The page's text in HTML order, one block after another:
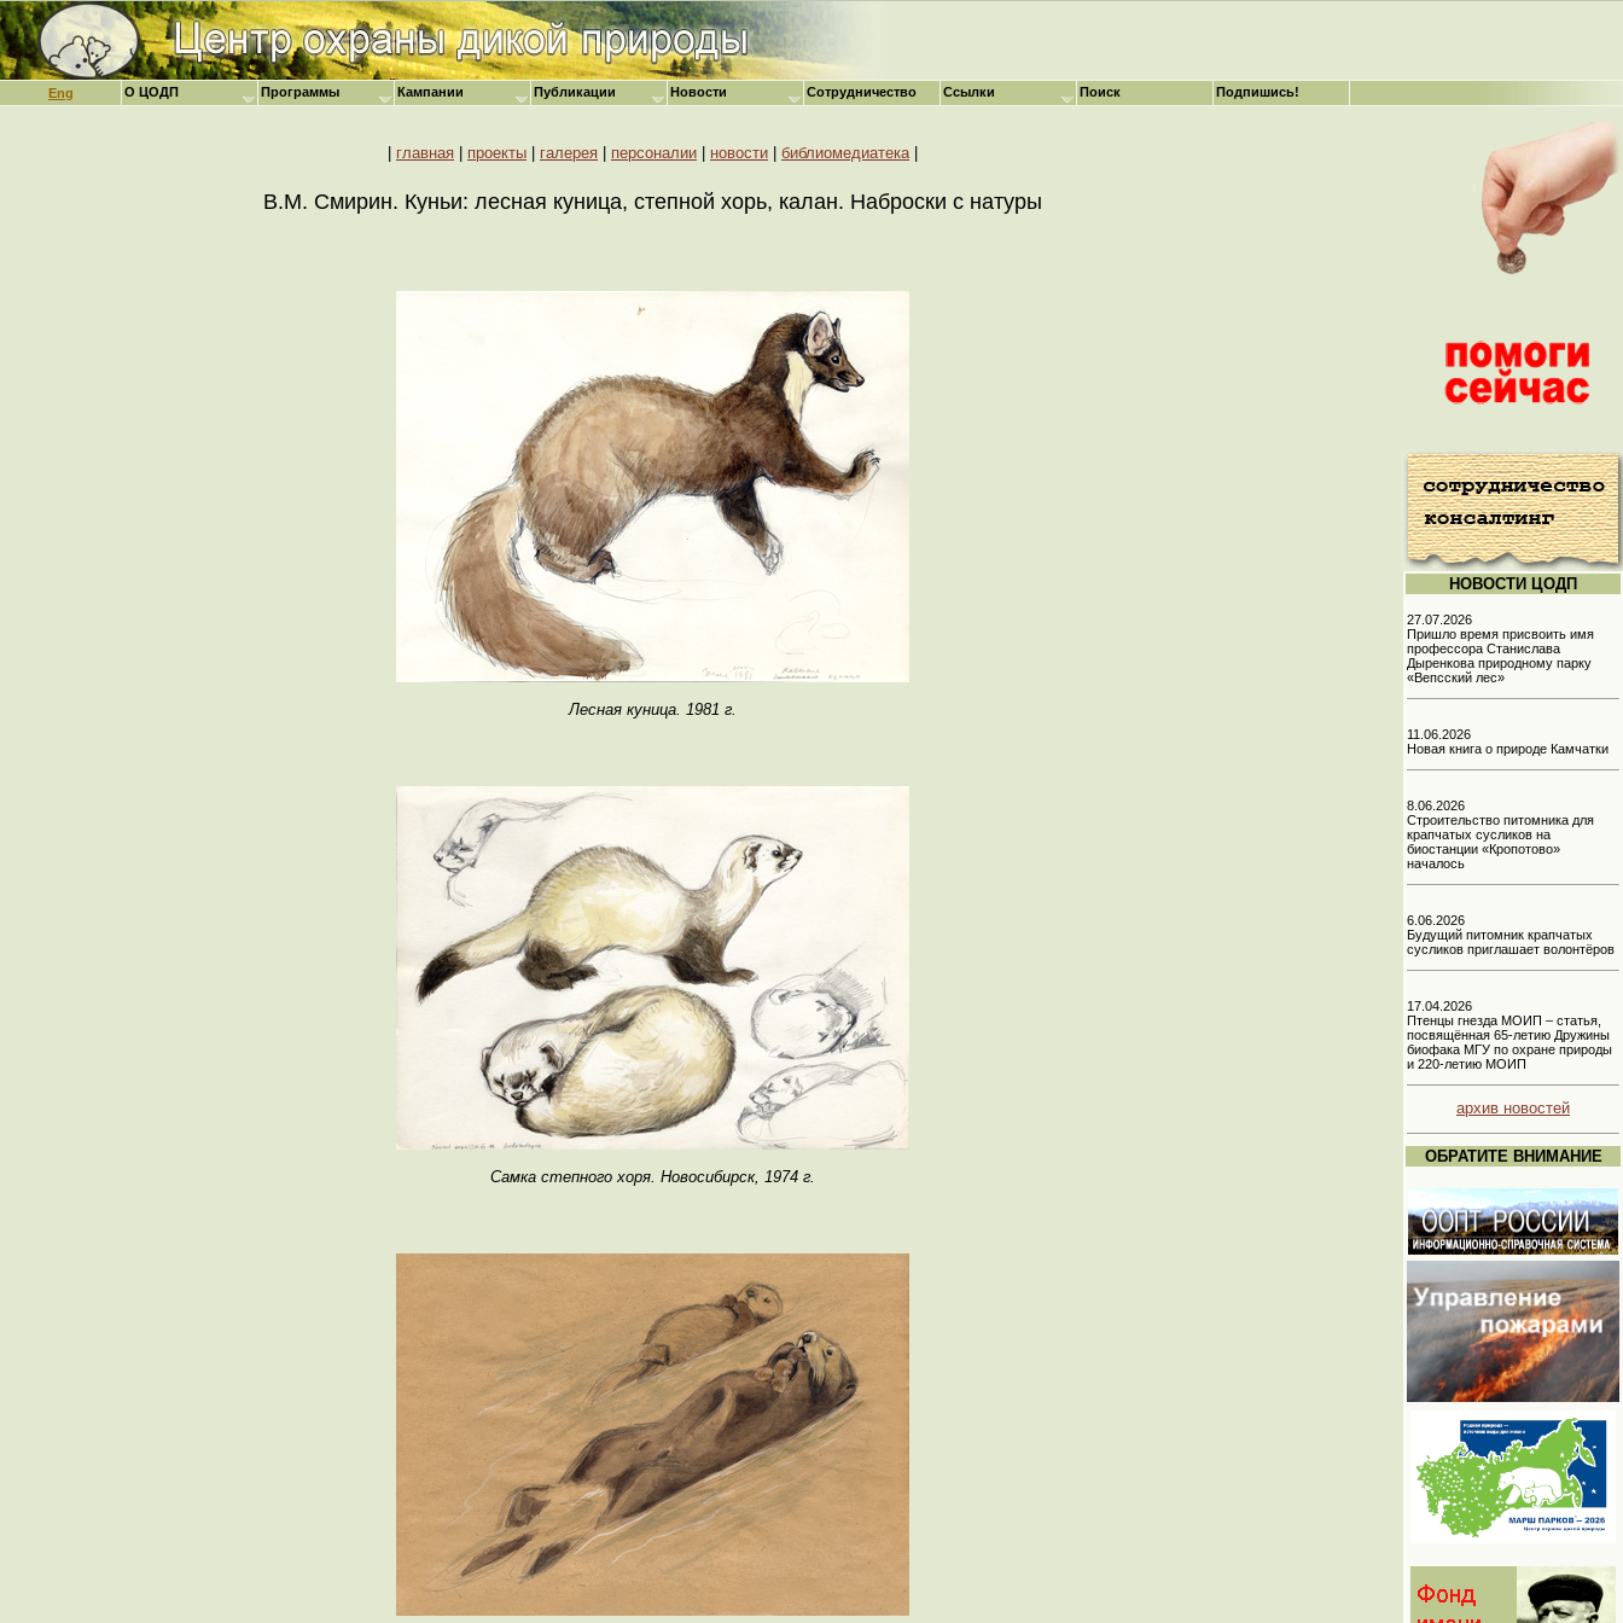
Eng
главная проекты галерея персоналии новости библиомедиатека|
В.М. Смирин. Куньи: лесная куница, степной хорь, калан. Наброски с натуры
Лесная куница. 1981 г.
Самка степного хоря. Новосибирск, 1974 г.
НОВОСТИ ЦОДП
27.07.2026
Пришло время присвоить имя
профессора Станислава
Дыренкова природному парку
«Вепсский лес»
11.06.2026
Новая книга о природе Камчатки
8.06.2026
Строительство питомника для
крапчатых сусликов на
биостанции «Кропотово»
началось
6.06.2026
Будущий питомник крапчатых
сусликов приглашает волонтёров
17.04.2026
Птенцы гнезда МОИП – статья,
посвящённая 65-летию Дружины
биофака МГУ по охране природы
и 220-летию МОИП
архив новостей
ОБРАТИТЕ ВНИМАНИЕ
О ЦОДП Программы Кампании Публикации Новости Сотрудничество Ссылки Поиск Подпишись!